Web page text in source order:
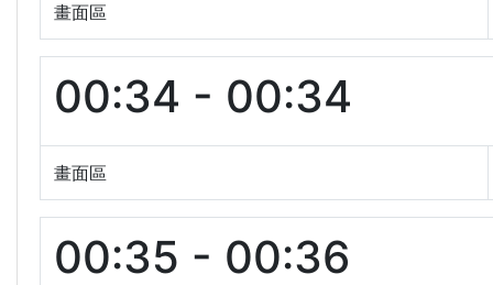
畫面區
00:34 - 00:34
畫面區
00:35 - 00:36